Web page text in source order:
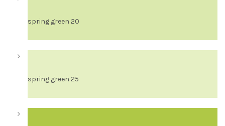
spring green 20
spring green 25